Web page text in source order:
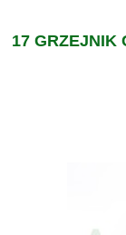
17 GRZEJNIK